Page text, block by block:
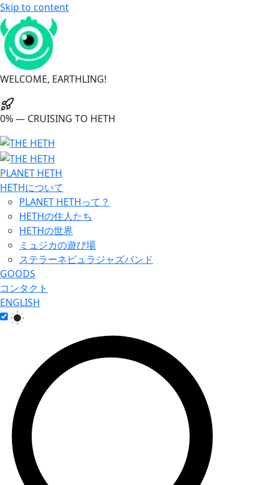
Skip to content
WELCOME, EARTHLING!
0% — CRUISING TO HETH
PLANET HETH
HETHについて
PLANET HETHって？
HETHの住人たち
HETHの世界
ミュジカの遊び場
ステラーネビュラジャズバンド
GOODS
コンタクト
ENGLISH